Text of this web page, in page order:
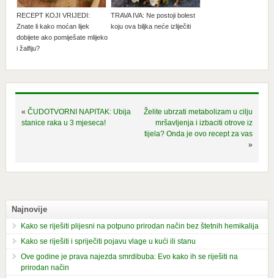
RECEPT KOJI VRIJEDI:
Znate li kako moćan lijek
dobijete ako pomiješate mlijeko
i žalfiju?
TRAVA IVA: Ne postoji bolest
koju ova biljka neće izliječiti
« ČUDOTVORNI NAPITAK: Ubija
stanice raka u 3 mjeseca!
Želite ubrzati metabolizam u cilju
mršavljenja i izbaciti otrove iz
tijela? Onda je ovo recept za vas
»
Najnovije
Kako se riješiti plijesni na potpuno prirodan način bez štetnih hemikalija
Kako se riješiti i spriječiti pojavu vlage u kući ili stanu
Ove godine je prava najezda smrdibuba: Evo kako ih se riješiti na
prirodan način